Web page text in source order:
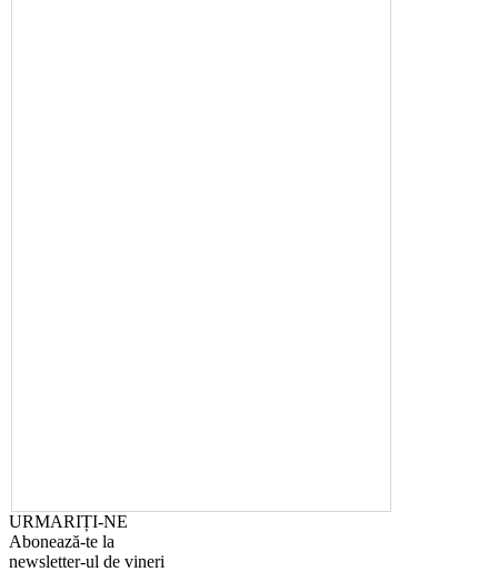
URMARIȚI-NE
Abonează-te la
newsletter-ul de vineri